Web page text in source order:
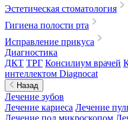
Эстетическая стоматология
Гигиена полости рта
Исправление прикуса
Диагностика
ДКТ ТРГ Консилиум врачей
интеллектом Diagnocat
Назад
Лечение зубов
Лечение кариеса Лечение
Лечение под микроскопом